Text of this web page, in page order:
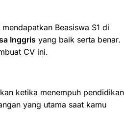
Beasiswa S1 di
Inggris yang baik serta benar.
CV ini.
ketika menempuh pendidikan
yang utama saat kamu